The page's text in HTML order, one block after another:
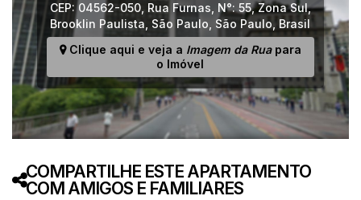
CEP: 04562-050, Rua Furnas N°: 55,Zona Sul,
Brooklin Paulista São Paulo São Paulo Brasil
Clique aqui e veja a Imagem da Ruapara
o Imóvel
COMPARTILHE ESTE APARTAMENTO
COM AMIGOS E FAMILIARES